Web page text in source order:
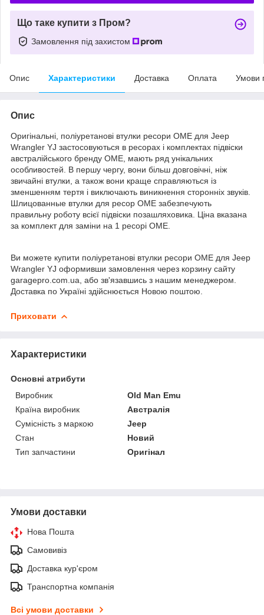
Що таке купити з Пром?
Замовлення під захистом
Опис Характеристики Доставка Оплата Умови
Опис
Оригінальні, поліуретанові втулки ресори OME для Jeep
Wrangler YJ застосовуються в ресорах і комплектах підвіски
австралійського бренду OME, мають ряд унікальних
особливостей. В першу чергу, вони більш довговічні, ніж
звичайні втулки, а також вони краще справляються із
зменшенням тертя і виключають виникнення сторонніх звуків.
Шлицованные втулки для ресор ОМЕ забезпечують
правильну роботу всієї підвіски позашляховика. Ціна вказана
за комплект для заміни на 1 ресорі ОМЕ.
Ви можете купити поліуретанові втулки ресори OME для Jeep
Wrangler YJ оформивши замовлення через корзину сайту
garagepro.com.ua, або зв'язавшись з нашим менеджером.
Доставка по Україні здійснюється Новою поштою.
Приховати
Характеристики
Основні атрибути
Виробник
Old Man Emu
Країна виробник
Австралія
Сумісність з маркою
Jeep
Стан
Новий
Тип запчастини
Оригінал
Умови доставки
Нова Пошта
Самовивіз
Доставка кур'єром
Транспортна компанія
Всі умови доставки